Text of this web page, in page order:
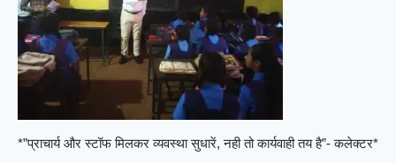
*”प्राचार्य और स्टॉफ मिलकर व्यवस्था सुधारें, नही तो कार्यवाही तय है”- कलेक्टर*